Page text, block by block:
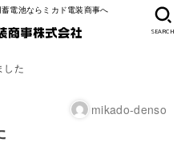
電池ならミカド電装商事へ
SEARCH
した
mikado-denso